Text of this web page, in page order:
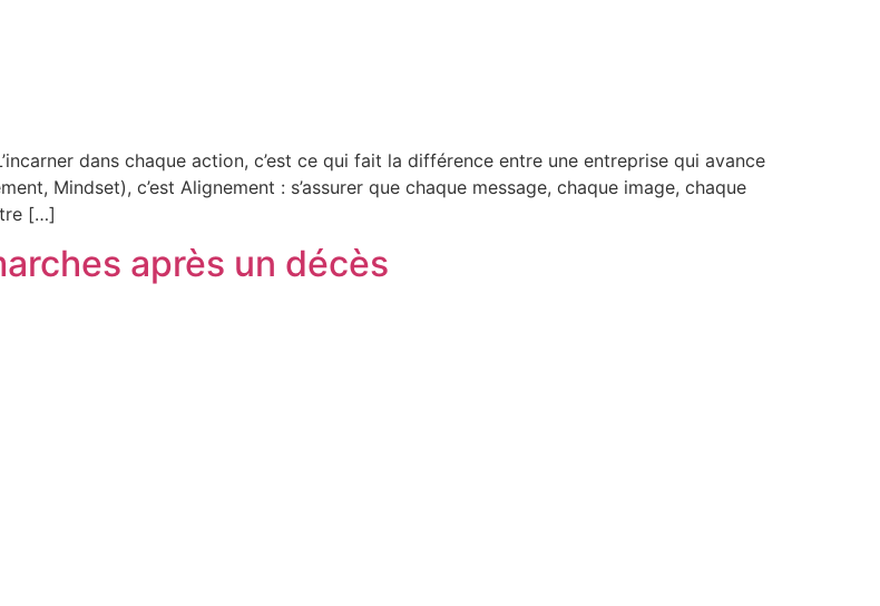
dans chaque action, c’est ce qui fait la différence entre une entreprise qui avance
Mindset), c’est Alignement : s’assurer que chaque message, chaque image, chaque
[…]
après un décès